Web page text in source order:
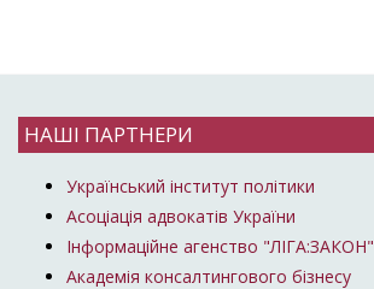
НАШІ ПАРТНЕРИ
Український інститут політики
Асоціація адвокатів України
Інформаційне агенство "ЛІГА:ЗАКОН"
Академія консалтингового бізнесу